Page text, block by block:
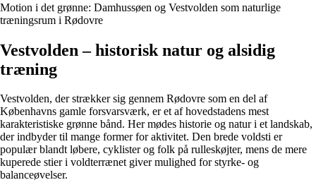
Motion i det grønne: Damhussøen og Vestvolden som naturlige
træningsrum i Rødovre
Vestvolden – historisk natur og alsidig
træning
Vestvolden, der strækker sig gennem Rødovre som en del af
Københavns gamle forsvarsværk, er et af hovedstadens mest
karakteristiske grønne bånd. Her mødes historie og natur i et landskab,
der indbyder til mange former for aktivitet. Den brede voldsti er
populær blandt løbere, cyklister og folk på rulleskøjter, mens de mere
kuperede stier i voldterrænet giver mulighed for styrke- og
balanceøvelser.